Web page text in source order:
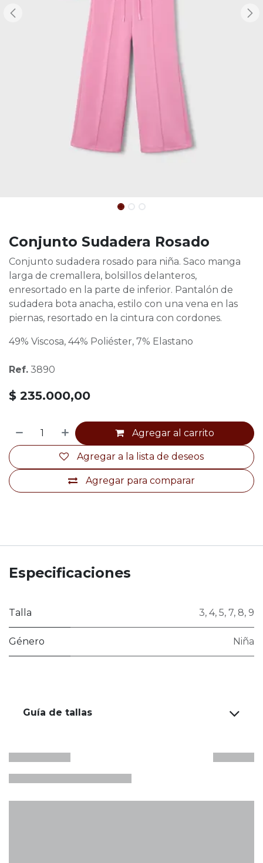
Conjunto Sudadera Rosado
Conjunto sudadera rosado para niña. Saco manga
larga de cremallera, bolsillos delanteros,
enresortado en la parte de inferior. Pantalón de
sudadera bota anacha, estilo con una vena en las
piernas, resortado en la cintura con cordones.
49% Viscosa, 44% Poliéster, 7% Elastano
Ref. 3890
$ 235.000,00
Agregar al carrito
Agregar para comparar
Agregar a la lista de deseos
Especificaciones
Talla 3, 4, 5, 7, 8, 9
Género Niña
Guía de tallas